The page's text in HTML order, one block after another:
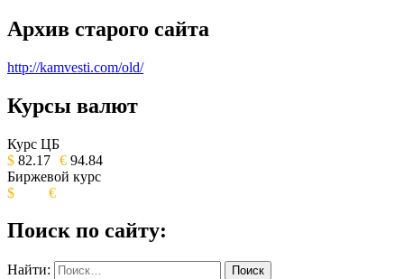
Архив старого сайта
http://kamvesti.com/old/
ОБЩЕСТВЕННО-ПОЛИТИЧЕСКОЕ
ИЗДАНИЕ КАМЧАТСКОГО КРАЯ.
Курсы валют
Курс ЦБ
$ 82.17 € 94.84
Биржевой курс
$
€
Поиск по сайту:
Найти: